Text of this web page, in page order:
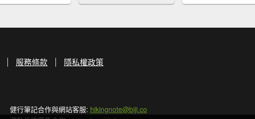
服務條款 隱私權政策
健行筆記合作與網站客服: hikingnote@biji.co